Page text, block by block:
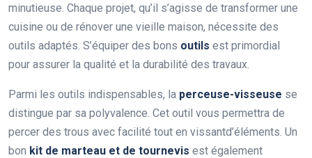
minutieuse. Chaque projet, qu’il s’agisse de transformer une
cuisine ou de rénover une vieille maison, nécessite des
outils adaptés. S’équiper des bons outils est primordial
pour assurer la qualité et la durabilité des travaux.
Parmi les outils indispensables, la perceuse-visseuse se
distingue par sa polyvalence. Cet outil vous permettra de
percer des trous avec facilité tout en vissantd’éléments. Un
bon kit de marteau et de tournevis est également